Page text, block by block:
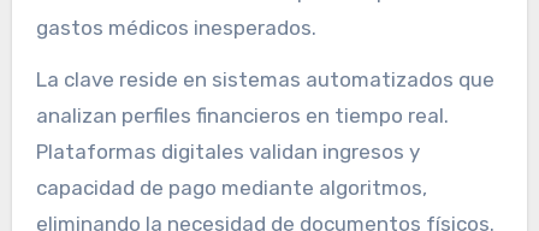
gastos médicos inesperados.
La clave reside en sistemas automatizados que
analizan perfiles financieros en tiempo real.
Plataformas digitales validan ingresos y
capacidad de pago mediante algoritmos,
eliminando la necesidad de documentos físicos.